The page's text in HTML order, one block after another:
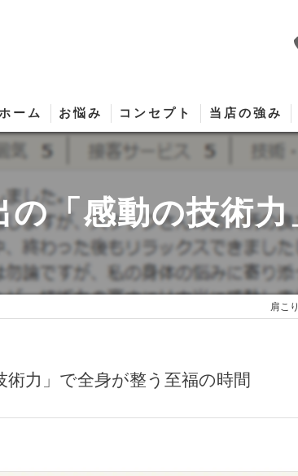
ーム お悩み コンセプト 当店の強み
の「感動の技術
肩こ
術力」で全身が整う至福の時間